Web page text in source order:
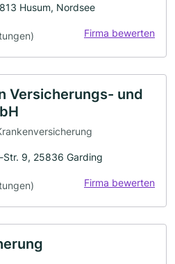
Husum, Nordsee
Firma bewerten
Versicherungs- und
9, 25836 Garding
Firma bewerten